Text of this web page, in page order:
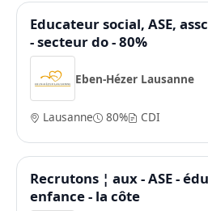
Educateur social, ASE,
- secteur do - 80%
Eben-Hézer Lausanne
Lausanne 80% CDI
Recrutons ¦ aux - ASE -
enfance - la côte